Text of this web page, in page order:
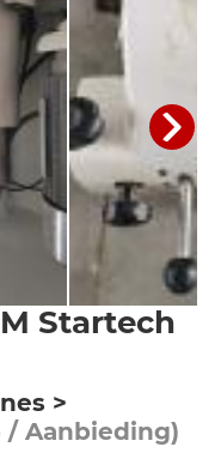
Startech
>
/ Aanbieding)